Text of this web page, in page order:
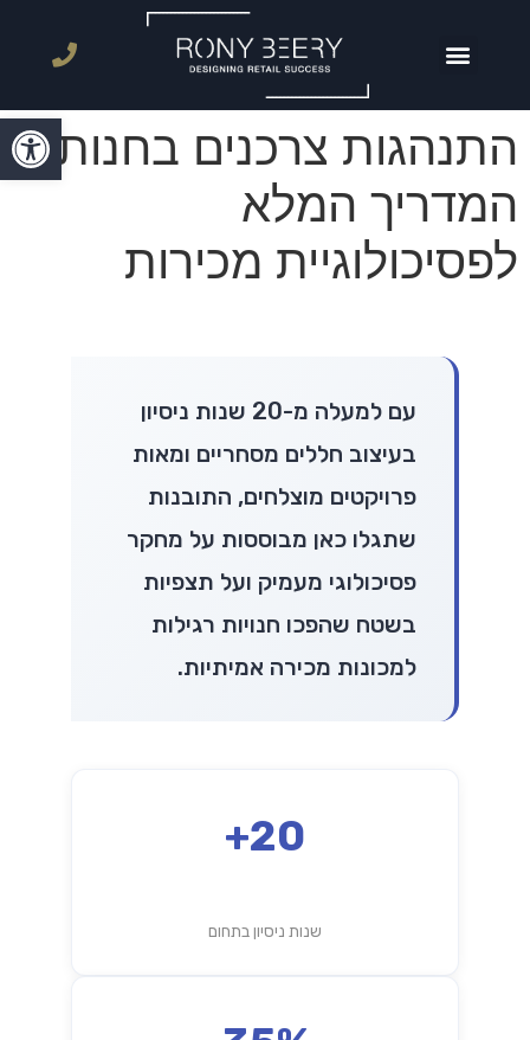
פתחהתנהגות צרכנים בחנות:
המדריך המלא
לפסיכולוגיית מכירות
עם למעלה מ-20 שנות ניסיון
בעיצוב חללים מסחריים ומאות
פרויקטים מוצלחים, התובנות
שתגלו כאן מבוססות על מחקר
פסיכולוגי מעמיק ועל תצפיות
בשטח שהפכו חנויות רגילות
למכונות מכירה אמיתיות.
20+
שנות ניסיון בתחום